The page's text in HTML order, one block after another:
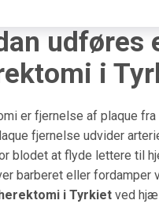
udføres
i
er fjernelse af plaque fra
fjernelse udvider
blodet at flyde lettere til
barberet eller fordamper
i Tyrkietved